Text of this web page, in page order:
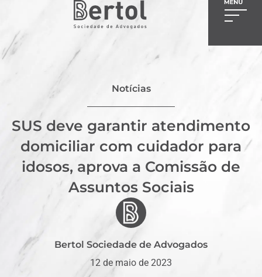
Notícias
SUS deve garantir atendimento
domiciliar com cuidador para
idosos, aprova a Comissão de
Assuntos Sociais
Bertol Sociedade de Advogados
12 de maio de 2023